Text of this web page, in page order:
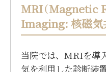
MRI（Magnetic
Imaging: 核磁気
当院では、MRIを導
気を利用した診断装